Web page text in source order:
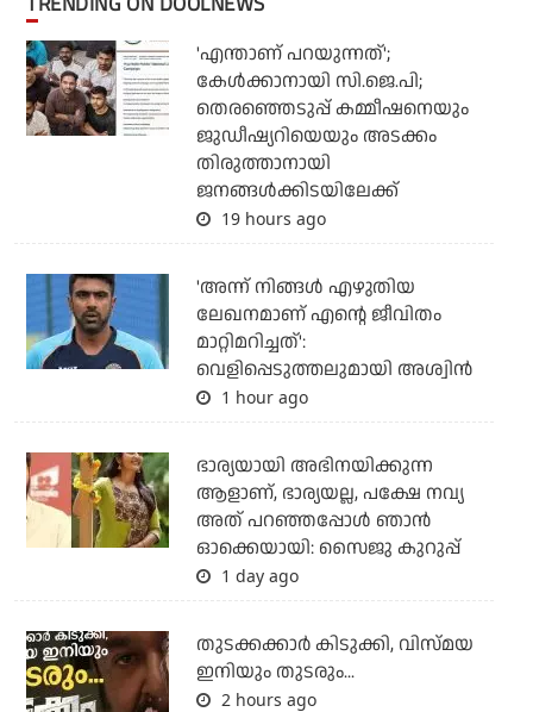
'എന്താണ് പറയുന്നത്';
കേള്‍ക്കാനായി സി.ജെ.പി;
തെരഞ്ഞെടുപ്പ് കമ്മീഷനെയും
ജുഡീഷ്യറിയെയും അടക്കം
തിരുത്താനായി
ജനങ്ങള്‍ക്കിടയിലേക്ക്
19 hours ago
'അന്ന് നിങ്ങള്‍ എഴുതിയ
ലേഖനമാണ് എന്റെ ജീവിതം
മാറ്റിമറിച്ചത്':
വെളിപ്പെടുത്തലുമായി അശ്വിന്‍
1 hour ago
ഭാര്യയായി അഭിനയിക്കുന്ന
ആളാണ്, ഭാര്യയല്ല, പക്ഷേ നവ്യ
അത് പറഞ്ഞപ്പോള്‍ ഞാന്‍
ഓക്കെയായി: സൈജു കുറുപ്പ്
1 day ago
തുടക്കക്കാര്‍ കിടുക്കി, വിസ്മയ
ഇനിയും തുടരും...
2 hours ago